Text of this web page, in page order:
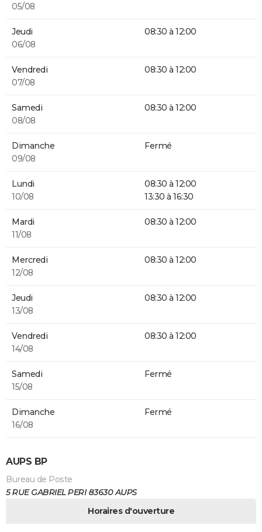
05/08
Jeudi
06/08
08:30 à 12:00
Vendredi
07/08
08:30 à 12:00
Samedi
08/08
08:30 à 12:00
Dimanche
09/08
Fermé
Lundi
10/08
08:30 à 12:00
13:30 à 16:30
Mardi
11/08
08:30 à 12:00
Mercredi
12/08
08:30 à 12:00
Jeudi
13/08
08:30 à 12:00
Vendredi
14/08
08:30 à 12:00
Samedi
15/08
Fermé
Dimanche
16/08
Fermé
AUPS BP
Bureau de Poste
5 RUE GABRIEL PERI 83630 AUPS
Horaires d'ouverture